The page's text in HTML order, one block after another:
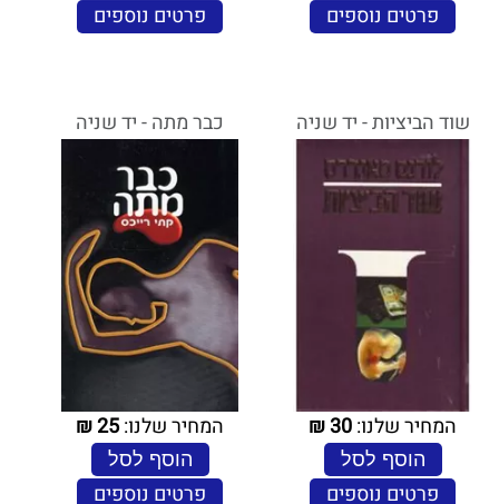
פרטים נוספים פרטים נוספים
שוד הביציות - יד שניה
המחיר שלנו:30
₪
הוסף לסל
פרטים נוספים
כבר מתה - יד שניה
המחיר שלנו:25
₪
הוסף לסל
פרטים נוספים